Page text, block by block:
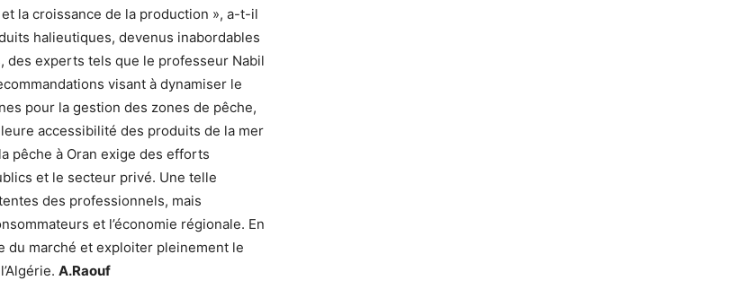
la croissance de la production », a-t-il
halieutiques, devenus inabordables
des experts tels que le professeur Nabil
visant à dynamiser le
pour la gestion des zones de pêche,
accessibilité des produits de la mer
pêche à Oran exige des efforts
et le secteur privé. Une telle
des professionnels, mais
et l’économie régionale. En
du marché et exploiter pleinement le
A.Raouf